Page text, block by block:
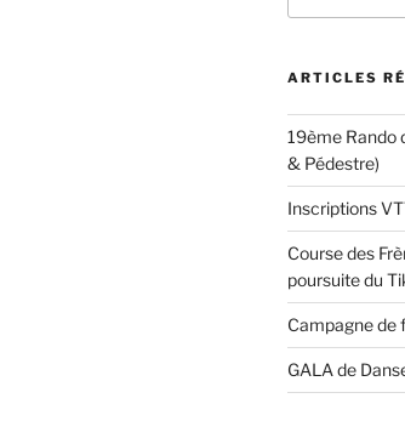
:
ARTICLES
19ème Rando
& Pédestre)
Inscriptions
Course des
poursuite du
Campagne de
GALA de